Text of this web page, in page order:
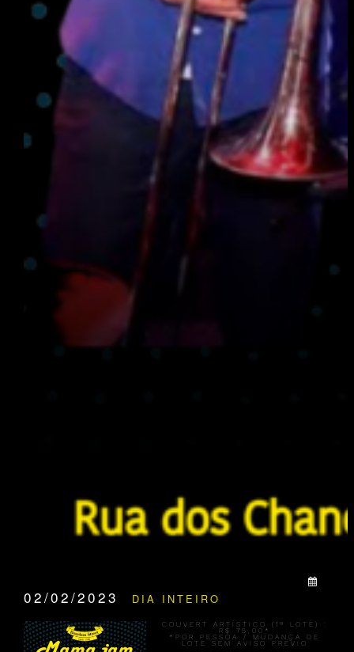
02/02/2023 DIA INTEIRO
COUVERT ARTÍSTICO (1º LOTE) :
R$ 75,00*
*POR PESSOA / MUDANÇA DE
LOTE SEM AVISO PRÉVIO